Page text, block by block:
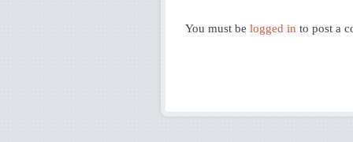
You must be logged in to post a